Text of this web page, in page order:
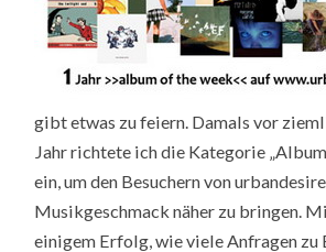
gibt etwas zu feiern. Damals vor
Jahr richtete ich die Kategorie
ein, um den Besuchern von
Musikgeschmack näher zu bringen.
einigem Erfolg, wie viele Anfragen zu